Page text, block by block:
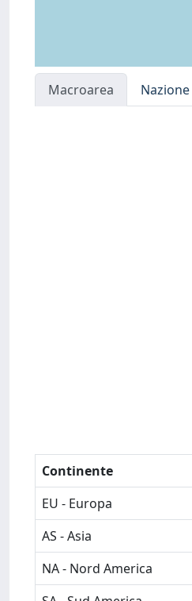
Macroarea Nazione
Continente
EU - Europa
AS - Asia
NA - Nord America